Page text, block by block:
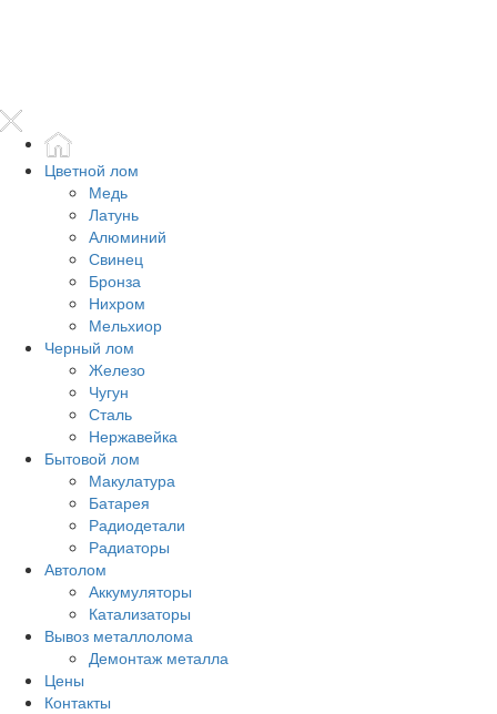
Цветной лом
Медь
Латунь
Алюминий
Свинец
Бронза
Нихром
Мельхиор
Черный лом
Железо
Чугун
Сталь
Нержавейка
Бытовой лом
Макулатура
Батарея
Радиодетали
Радиаторы
Автолом
Аккумуляторы
Катализаторы
Вывоз металлолома
Демонтаж металла
Цены
Контакты